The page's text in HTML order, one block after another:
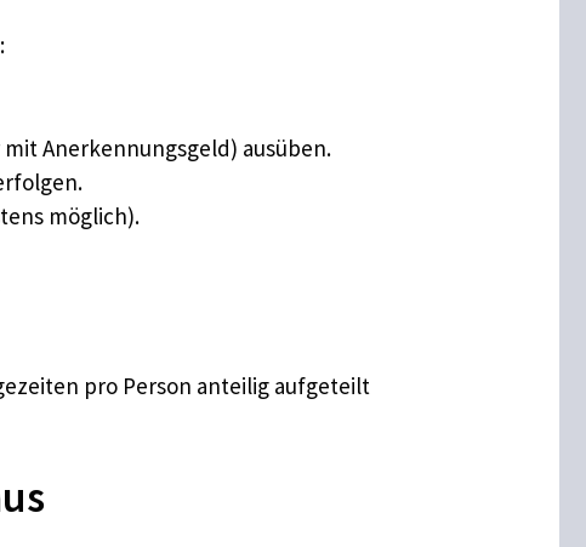
Anerkennungsgeld) ausüben.
möglich).
pro Person anteilig aufgeteilt